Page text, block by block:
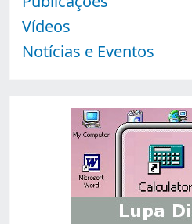
Vídeos
Notícias e Eventos